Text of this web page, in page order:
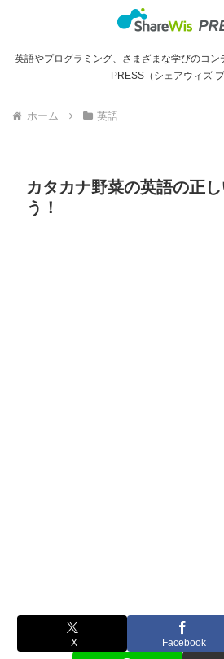
英語やプログラミング、さまざまな学びのコ
PRESS（シェアウィズ プ
ホーム 英語
カタカナ野菜の英語の正
う！
X Facebook